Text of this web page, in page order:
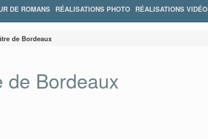
DE ROMANS RÉALISATIONS PHOTO RÉALISATIONS VIDÉO
de Bordeaux
de Bordeaux